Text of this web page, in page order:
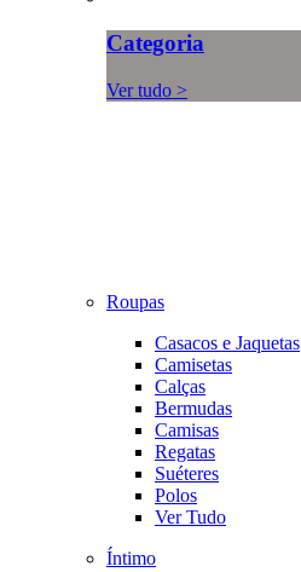
Categoria
Ver tudo >
Roupas
Casacos e Jaquetas
Camisetas
Calças
Bermudas
Camisas
Regatas
Suéteres
Polos
Ver Tudo
Íntimo